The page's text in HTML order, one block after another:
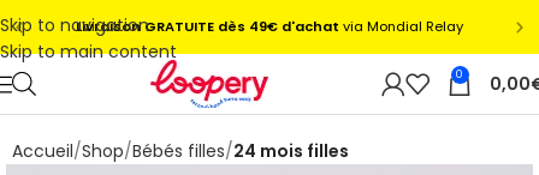
Skip to navigation
Skip to main content
0 0,00
Accueil Shop Bébés filles 24 mois filles